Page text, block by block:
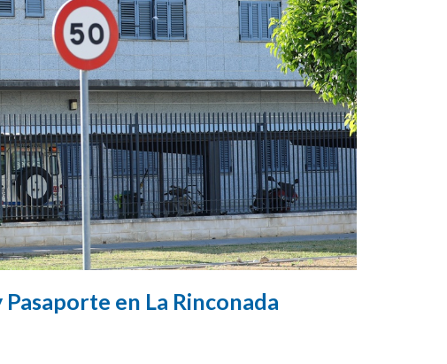
en La Rinconada